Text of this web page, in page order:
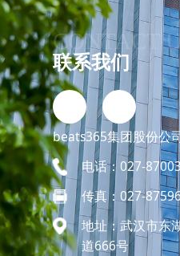
CONTACT
联系我们
beats365集团股份公
电话：027-
传真：027-
地址：武汉市
道666号